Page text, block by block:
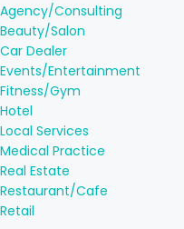
Agency/Consulting
Beauty/Salon
Car Dealer
Events/Entertainment
Fitness/Gym
Hotel
Local Services
Medical Practice
Real Estate
Restaurant/Cafe
Retail